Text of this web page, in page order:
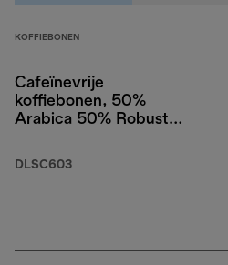
KOFFIEBONEN
Cafeïnevrije
koffiebonen, 50%
Arabica 50% Robusta,
DLSC603